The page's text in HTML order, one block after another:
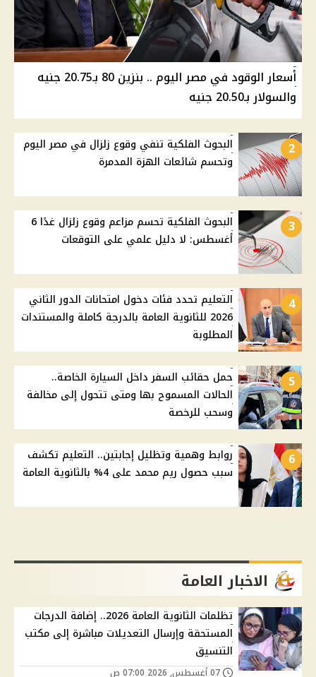
أسعار الوقود في مصر اليوم .. بنزين 80 بـ20.75 جنيه
والسولار بـ20.50 جنيه
2
البحوث الفلكية تنفي وقوع زلزال في مصر اليوم
وتحسم شائعات الهزة المدمرة
3
البحوث الفلكية تحسم مزاعم وقوع زلزال غدًا 6
أغسطس: لا دليل علمي على التوقعات
4
التعليم تحدد فئات دخول امتحانات الدور الثاني
2026 للثانوية العامة بالدرجة كاملة والمستندات
المطلوبة
5
حمل حقائب السفر داخل السيارة الخاصة..
الحالات المسموح بها ومتى تتحول إلى مخالفة
وسحب للرخصة
6
روابط وهمية وتظليل إجابتين.. التعليم تكشف
سبب حصول ريم محمد على 4% بالثانوية العامة
الاخبار العامة
تظلمات الثانوية العامة 2026.. إضافة الدرجات
المستحقة وإرسال التعديلات مباشرة إلى مكتب
التنسيق